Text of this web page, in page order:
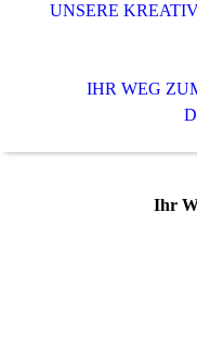
UNSERE
IHR WEG
Ihr